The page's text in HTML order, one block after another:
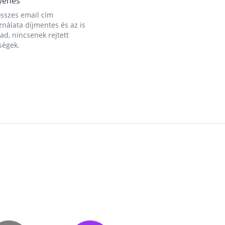
email cím
díjmentes és az is
nincsenek rejtett